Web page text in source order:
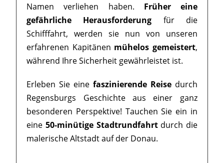
Namen verliehen haben. Früher eine
gefährliche Herausforderung für die
Schifffahrt, werden sie nun von unseren
erfahrenen Kapitänen mühelos gemeistert,
während Ihre Sicherheit gewährleistet ist.
Erleben Sie eine faszinierende Reisedurch
Regensburgs Geschichte aus einer ganz
besonderen Perspektive! Tauchen Sie ein in
eine 50-minütige Stadtrundfahrtdurch die
malerische Altstadt auf der Donau.